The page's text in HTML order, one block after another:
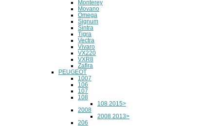
Monterey
Movano
Omega
Signum
Sintra
Tigra
Vectra
Vivaro
VX220
VXR8
Zafira
PEUGEOT
1007
106
107
108
108 2015>
2008
2008 2013>
206